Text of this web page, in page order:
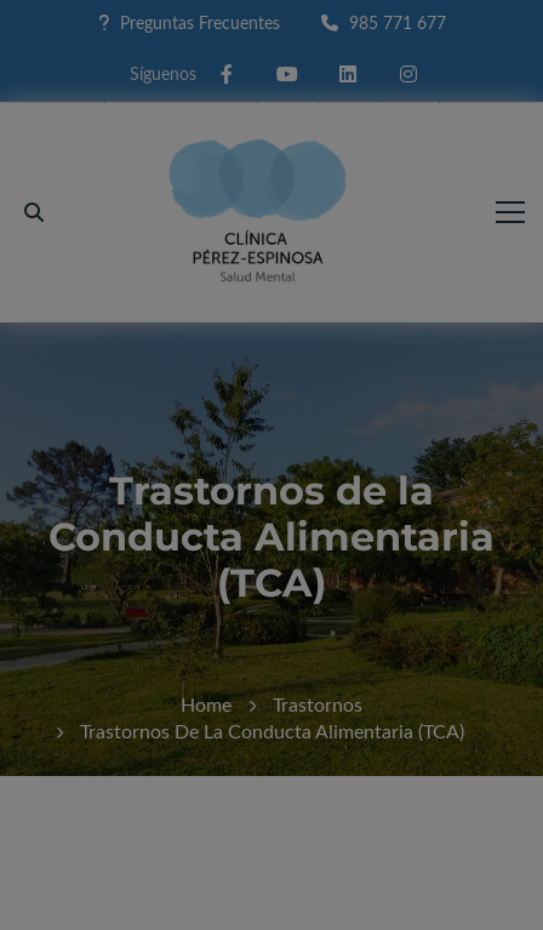
Preguntas Frecuentes 985 771 677
FacebookYoutube LinkedinInstagram
Trastornos de la
Conducta Alimentaria
(TCA)
Home
Trastornos
Trastornos De La Conducta Alimentaria (TCA)